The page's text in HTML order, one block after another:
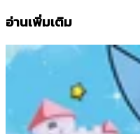
อ่านเพิ่มเติม